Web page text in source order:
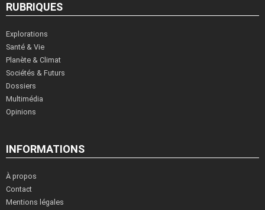
RUBRIQUES
Explorations
Santé & Vie
Planète & Climat
Sociétés & Futurs
Dossiers
Multimédia
Opinions
INFORMATIONS
À propos
Contact
Mentions légales